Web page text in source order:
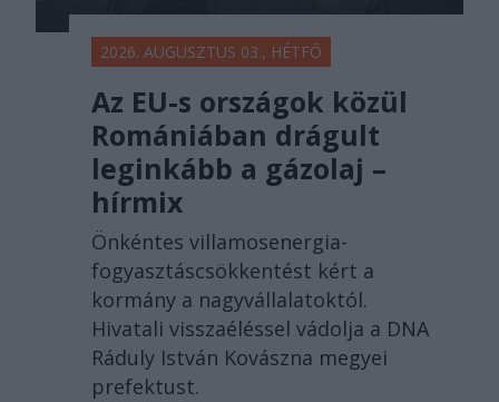
2026. AUGUSZTUS 03., HÉTFŐ
Az EU-s országok közül
Romániában drágult
leginkább a gázolaj –
hírmix
Önkéntes villamosenergia-
fogyasztáscsökkentést kért a
kormány a nagyvállalatoktól.
Hivatali visszaéléssel vádolja a DNA
Ráduly István Kovászna megyei
prefektust.